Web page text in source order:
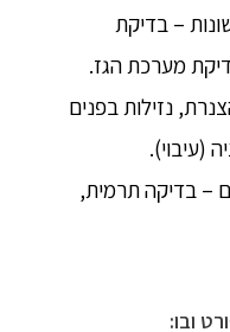
– בדיקת
מערכת הגז.
נזילות בפנים
(עיבוי).
– בדיקה תרמית,
ובו: